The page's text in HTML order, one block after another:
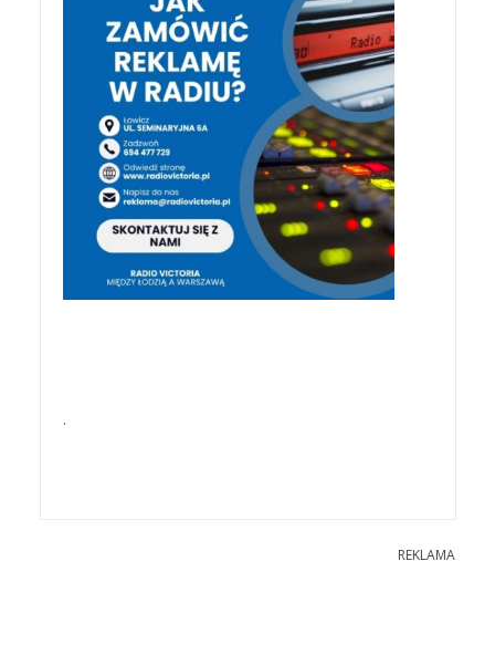
.
REKLAMA